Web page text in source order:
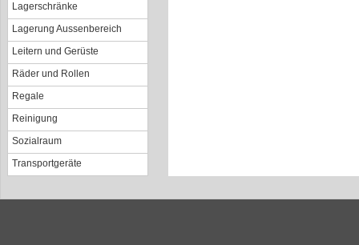
Lagerschränke
Lagerung Aussenbereich
Leitern und Gerüste
Räder und Rollen
Regale
Reinigung
Sozialraum
Transportgeräte